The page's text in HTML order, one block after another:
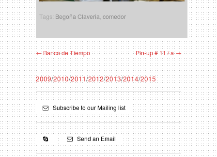
Tags: Begoña Claveria, comedor
← Banco de Tiempo Pin-up # 11 / a →
2009/2010/2011/2012/2013/2014/2015
Subscribe to our Mailing list
Send an Email